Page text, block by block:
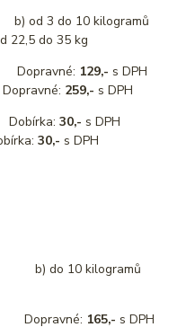
3 do 10 kilogramů
do 35 kg
129,- s DPH
259,- s DPH
30,- s DPH
30,- s DPH
do 10 kilogramů
165,- s DPH